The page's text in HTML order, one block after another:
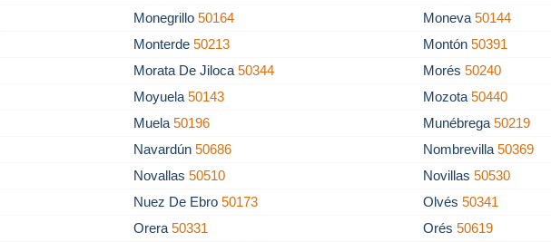
Monegrillo50164 Moneva50144
Monterde50213 Montón50391
Morata De Jiloca50344 Morés50240
Moyuela50143 Mozota50440
Muela50196 Munébrega50219
Navardún50686 Nombrevilla50369
Novallas50510 Novillas50530
Nuez De Ebro50173 Olvés50341
Orera50331 Orés50619